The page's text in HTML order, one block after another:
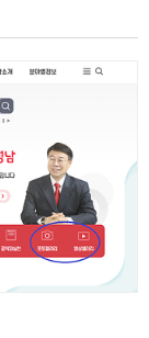
존의 의미는 살리